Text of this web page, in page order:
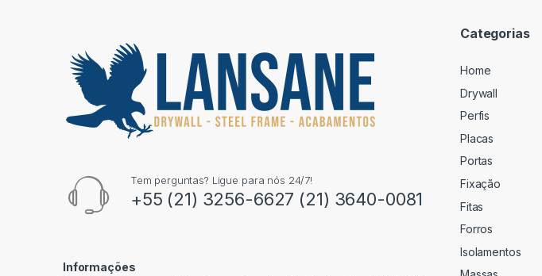
Tem perguntas? Ligue para nós 24/7!
+55 (21) 3256-6627 (21) 3640-0081
Informações
Categorias
Home
Drywall
Perfis
Placas
Portas
Fixação
Fitas
Forros
Isolamentos